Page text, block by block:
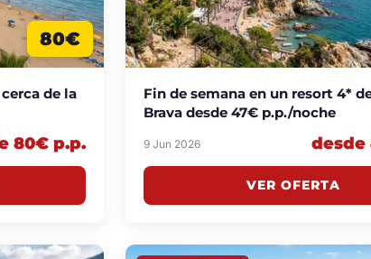
80€
de la
80€ p.p.
Fin de semana en un resort 4*
Brava desde 47€ p.p./noche
9 Jun 2026 desde
VER OFERTA